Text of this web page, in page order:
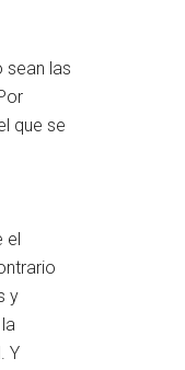
sean las
que se
el
y
Y